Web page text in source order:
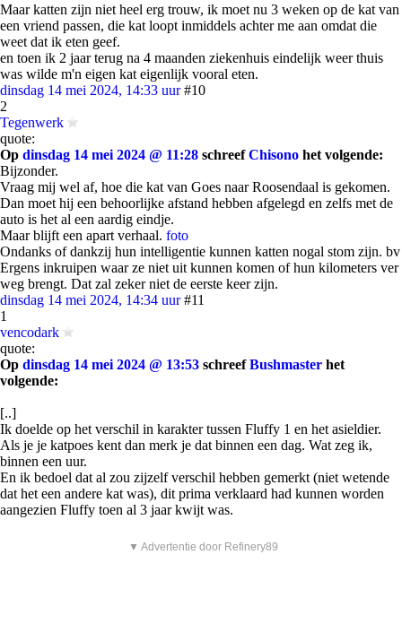
Maar katten zijn niet heel erg trouw, ik moet nu 3 weken op de kat van
een vriend passen, die kat loopt inmiddels achter me aan omdat die
weet dat ik eten geef.
en toen ik 2 jaar terug na 4 maanden ziekenhuis eindelijk weer thuis
was wilde m'n eigen kat eigenlijk vooral eten.
dinsdag 14 mei 2024, 14:33 uur #10
2
Tegenwerk
quote:
Op dinsdag 14 mei 2024 @ 11:28 schreefChisono het volgende:
Bijzonder.
Vraag mij wel af, hoe die kat van Goes naar Roosendaal is gekomen.
Dan moet hij een behoorlijke afstand hebben afgelegd en zelfs met de
auto is het al een aardig eindje.
Maar blijft een apart verhaal. foto
Ondanks of dankzij hun intelligentie kunnen katten nogal stom zijn. bv
Ergens inkruipen waar ze niet uit kunnen komen of hun kilometers ver
weg brengt. Dat zal zeker niet de eerste keer zijn.
dinsdag 14 mei 2024, 14:34 uur #11
1
vencodark
quote:
Op dinsdag 14 mei 2024 @ 13:53 schreefBushmaster het
volgende:
[..]
Ik doelde op het verschil in karakter tussen Fluffy 1 en het asieldier.
Als je je katpoes kent dan merk je dat binnen een dag. Wat zeg ik,
binnen een uur.
En ik bedoel dat al zou zijzelf verschil hebben gemerkt (niet wetende
dat het een andere kat was), dit prima verklaard had kunnen worden
aangezien Fluffy toen al 3 jaar kwijt was.
▼ Advertentie door Refinery89